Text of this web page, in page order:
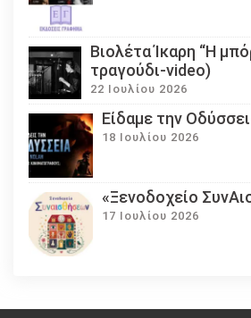
Βιολέτα Ίκαρη “Η
τραγούδι-video)
22 Ιουλίου 2026
Eίδαμε την
18 Ιουλίου 2026
«Ξενοδοχείο
17 Ιουλίου 2026